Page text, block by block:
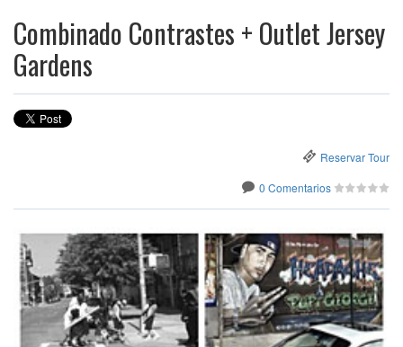
Combinado Contrastes + Outlet Jersey
Gardens
Reservar Tour
0 Comentarios